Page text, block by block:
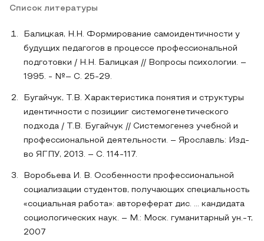
Список литературы
Балицкая, Н.Н. Формирование самоидентичности у
будущих педагогов в процессе профессиональной
подготовки / Н.Н. Балицкая // Вопросы психологии. –
1995. - №– С. 25-29.
Бугайчук, Т.В. Характеристика понятия и структуры
идентичности с позицииr системогенетического
подхода / Т.В. Бугайчук // Системогенез учебной и
профессиональной деятельности. – Ярославль: Изд-
во ЯГПУ, 2013. – С. 114-117.
Воробьева И. В. Особенности профессиональной
социализации студентов, получающих специальность
«социальная работа»: автореферат дис. ... кандидата
социологических наук. – М.: Моск. гуманитарный ун.-т,
2007